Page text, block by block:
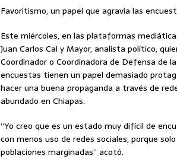
Favoritismo, un papel que agravia las
Este miércoles, en las plataformas
Juan Carlos Cal y Mayor, analista político,
Coordinador o Coordinadora de Defensa de
encuestas tienen un papel demasiado
hacer una buena propaganda a través de
abundado en Chiapas.
“Yo creo que es un estado muy difícil de
con menos uso de redes sociales, porque
poblaciones marginadas” acotó.